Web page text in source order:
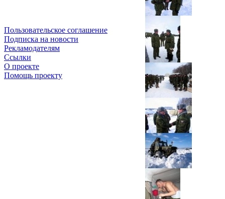
Пользовательское соглашение
Подписка на новости
Рекламодателям
Ссылки
О проекте
Помощь проекту